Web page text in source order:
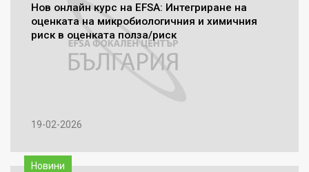
Нов онлайн курс на EFSA: Интегриране на
оценката на микробиологичния и химичния
риск в оценката полза/риск
19-02-2026
Новини